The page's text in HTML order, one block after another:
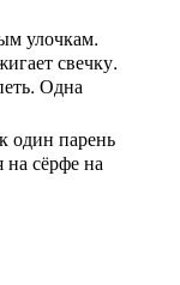
улочкам.
свечку.
Одна
один парень
на сёрфе на